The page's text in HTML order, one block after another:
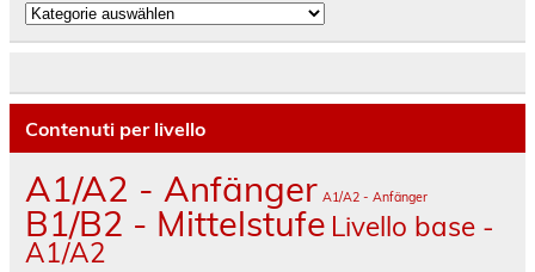
Kategorien
Contenuti per livello
A1/A2 - Anfänger A1/A2 - Anfänger
B1/B2 - Mittelstufe Livello base -
A1/A2